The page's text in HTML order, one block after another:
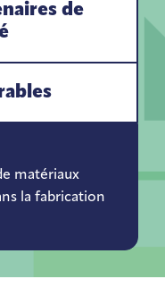
de
matériaux
la fabrication